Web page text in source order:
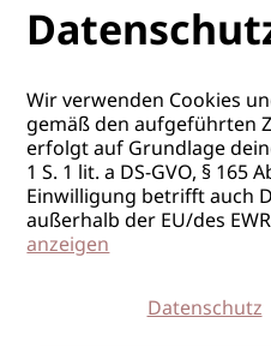
Wir verwenden Cookies
gemäß den aufgeführten
erfolgt auf Grundlage
1 S. 1 lit. a DS-GVO, § 165
Einwilligung betrifft auch
außerhalb der EU/des
anzeigen
Datenschutz